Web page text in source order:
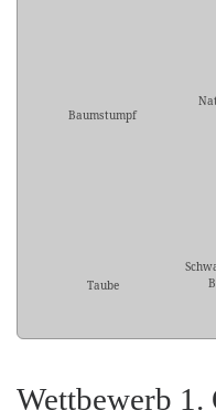
Baumstumpf
Taube
Wettbewerb 1.